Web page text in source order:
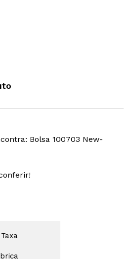
Bolsa 100703 New-